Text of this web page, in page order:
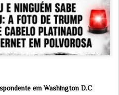
em Washington D.C